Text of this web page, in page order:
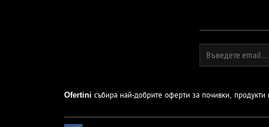
Ofertini събира най-добрите оферти за почивки,